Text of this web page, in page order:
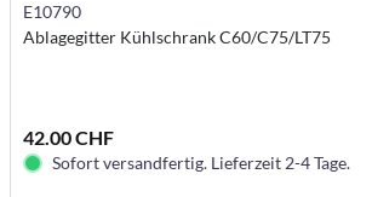
E10790
Ablagegitter Kühlschrank C60/C75/LT75
42.00 CHF
Sofort versandfertig. Lieferzeit 2-4 Tage.